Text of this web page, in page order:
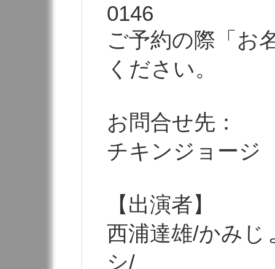
0146
ご予約の際「お
ください。
お問合せ先：
チキンジョージ
【出演者】
西浦達雄/かみじ
シ/